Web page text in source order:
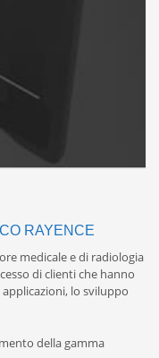
RAYENCE
medicale e di radiologia
di clienti che hanno
lo sviluppo
della gamma